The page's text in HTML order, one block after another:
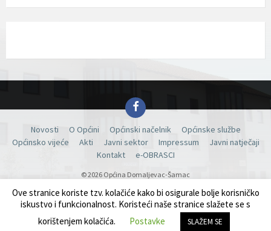
Facebook
Novosti O Općini Općinski načelnik
Općinske službe
Općinsko vijeće
Akti Javni sektor Impressum
Javni natječaji
Kontakt
e-OBRASCI
© 2026 Općina Domaljevac-Šamac
Ove stranice koriste tzv. kolačiće kako bi osigurale bolje korisničko
iskustvo i funkcionalnost. Koristeći naše stranice slažete se s
korištenjem kolačića.
Postavke SLAŽEM SE